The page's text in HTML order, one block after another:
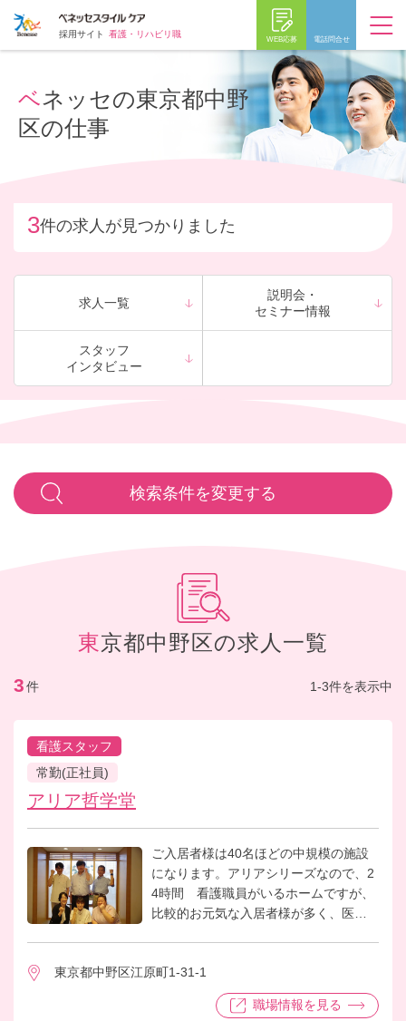
採用サイト 看護・リハビリ職 電話問合せ
WEB応募
ベネッセの東京都中野
区の仕事
3件の求人が見つかりました
求人一覧
説明会・
セミナー情報
スタッフ
インタビュー
検索条件を変更する
東京都中野区の求人一覧
3件 1-3件を表示中
看護スタッフ
常勤(正社員)
アリア哲学堂
ご入居者様は40名ほどの中規模の施設
になります。アリアシリーズなので、2
4時間 看護職員がいるホームですが、
比較的お元気な入居者様が多く、医療
入居者様からの健康相談などが主な仕
事になっております。 外出アクティビ
ティ等にも参加することもございま
東京都中野区江原町1-31-1
職場情報を見る